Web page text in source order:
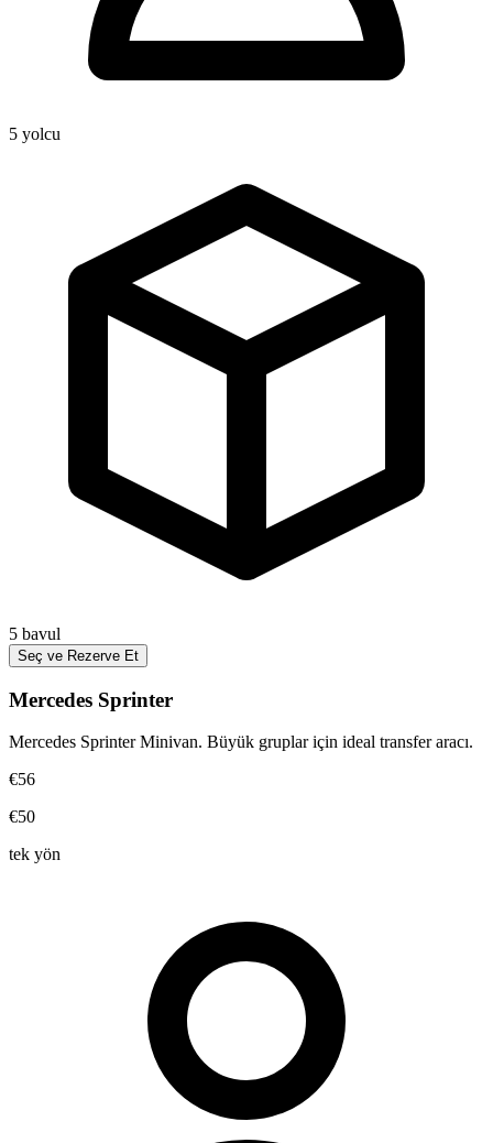
5 yolcu
5 bavul
Seç ve Rezerve Et
Mercedes Sprinter
Mercedes Sprinter Minivan. Büyük gruplar için ideal transfer aracı.
€56
€50
tek yön